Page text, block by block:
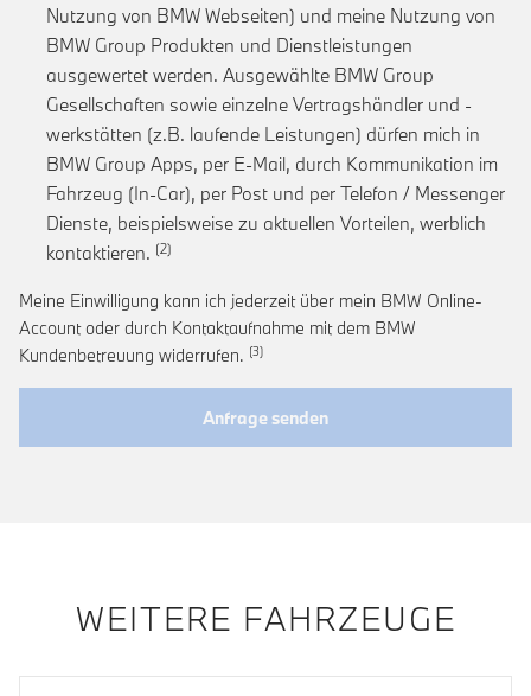
Nutzung von BMW Webseiten) und meine Nutzung von
BMW Group Produkten und Dienstleistungen
ausgewertet werden. Ausgewählte BMW Group
Gesellschaften sowie einzelne Vertragshändler und -
werkstätten (z.B. laufende Leistungen) dürfen mich in
BMW Group Apps, per E-Mail, durch Kommunikation im
Fahrzeug (In-Car), per Post und per Telefon / Messenger
Dienste, beispielsweise zu aktuellen Vorteilen, werblich
kontaktieren. Link zur Fußnote: Einwilligung zur
Meine Einwilligung kann ich jederzeit über mein BMW Online-
Account oder durch Kontaktaufnahme mit dem BMW
Kundenbetreuung widerrufen. Link zur Fußnote: Widerruf der
Anfrage senden
WEITERE FAHRZEUGE